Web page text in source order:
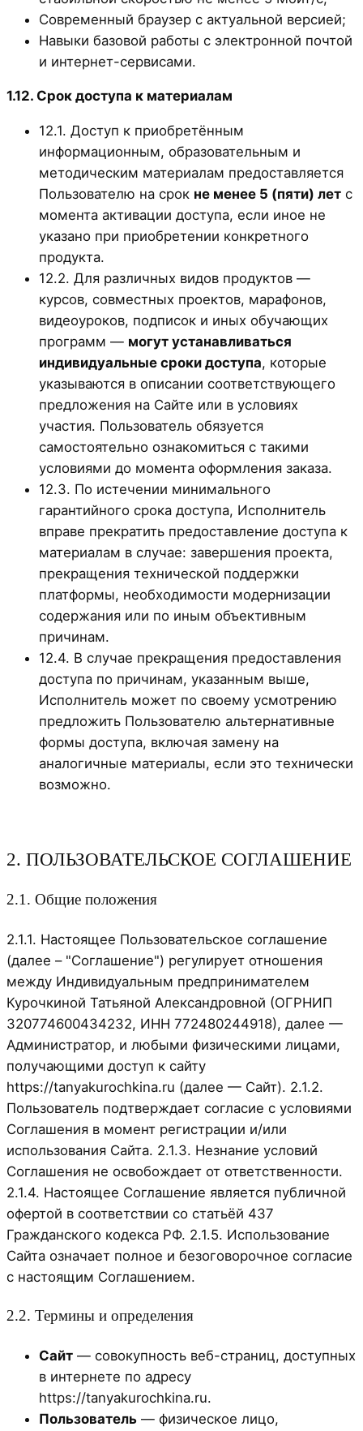
Современный браузер с актуальной версией;
Навыки базовой работы с электронной почтой
и интернет-сервисами.
1.12. Срок доступа к материалам
12.1. Доступ к приобретённым
информационным, образовательным и
методическим материалам предоставляется
Пользователю на срок не менее 5 (пяти) лет с
момента активации доступа, если иное не
указано при приобретении конкретного
продукта.
12.2. Для различных видов продуктов —
курсов, совместных проектов, марафонов,
видеоуроков, подписок и иных обучающих
программ — могут устанавливаться
индивидуальные сроки доступа, которые
указываются в описании соответствующего
предложения на Сайте или в условиях
участия. Пользователь обязуется
самостоятельно ознакомиться с такими
условиями до момента оформления заказа.
12.3. По истечении минимального
гарантийного срока доступа, Исполнитель
вправе прекратить предоставление доступа к
материалам в случае: завершения проекта,
прекращения технической поддержки
платформы, необходимости модернизации
содержания или по иным объективным
причинам.
12.4. В случае прекращения предоставления
доступа по причинам, указанным выше,
Исполнитель может по своему усмотрению
предложить Пользователю альтернативные
формы доступа, включая замену на
аналогичные материалы, если это технически
возможно.
2. ПОЛЬЗОВАТЕЛЬСКОЕ СОГЛАШЕНИЕ
2.1. Общие положения
2.1.1. Настоящее Пользовательское соглашение
(далее – "Соглашение") регулирует отношения
между Индивидуальным предпринимателем
Курочкиной Татьяной Александровной (ОГРНИП
320774600434232, ИНН 772480244918), далее —
Администратор, и любыми физическими лицами,
получающими доступ к сайту
https://tanyakurochkina.ru (далее — Сайт). 2.1.2.
Пользователь подтверждает согласие с условиями
Соглашения в момент регистрации и/или
использования Сайта. 2.1.3. Незнание условий
Соглашения не освобождает от ответственности.
2.1.4. Настоящее Соглашение является публичной
офертой в соответствии со статьёй 437
Гражданского кодекса РФ. 2.1.5. Использование
Сайта означает полное и безоговорочное согласие
с настоящим Соглашением.
2.2. Термины и определения
Сайт — совокупность веб-страниц, доступных
в интернете по адресу
https://tanyakurochkina.ru.
Пользователь — физическое лицо,